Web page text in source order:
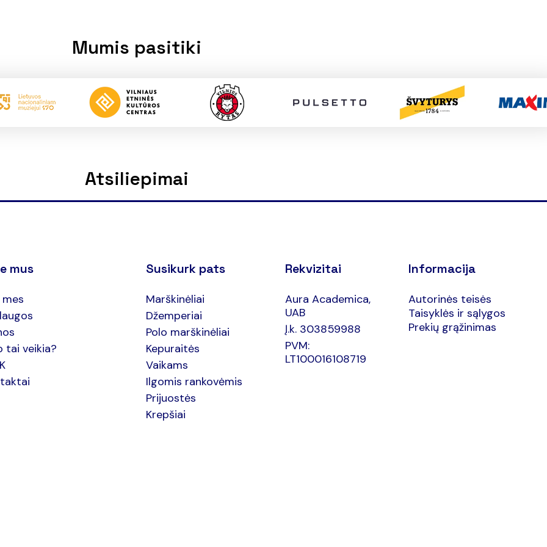
Mumis pasitiki
Atsiliepimai
mus
mes
tai veikia?
Susikurk pats
Marškinėliai
Džemperiai
Polo marškinėliai
Kepuraitės
Vaikams
Ilgomis rankovėmis
Prijuostės
Krepšiai
Rekvizitai
Aura Academica,
UAB
Į.k. 303859988
PVM:
LT100016108719
Informacija
Autorinės teisės
Taisyklės ir sąlygos
Prekių grąžinimas